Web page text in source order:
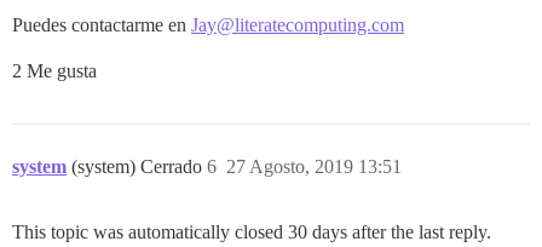
Puedes contactarme en Jay@literatecomputing.com
2 Me gusta
system (system) Cerrado 27 Agosto, 2019 13:51
6
This topic was automatically closed 30 days after the last reply.